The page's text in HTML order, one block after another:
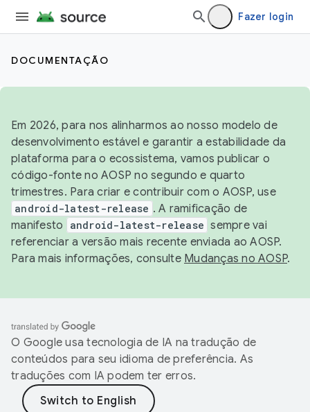
Fazer login
DOCUMENTAÇÃO
Em 2026, para nos alinharmos ao nosso modelo de
desenvolvimento estável e garantir a estabilidade da
plataforma para o ecossistema, vamos publicar o
código-fonte no AOSP no segundo e quarto
trimestres. Para criar e contribuir com o AOSP, use
android-latest-release . A ramificação de
manifesto
android-latest-release sempre vai
referenciar a versão mais recente enviada ao AOSP.
Para mais informações, consulte Mudanças no AOSP.
O Google usa tecnologia de IA na tradução de
conteúdos para seu idioma de preferência. As
traduções com IA podem ter erros.